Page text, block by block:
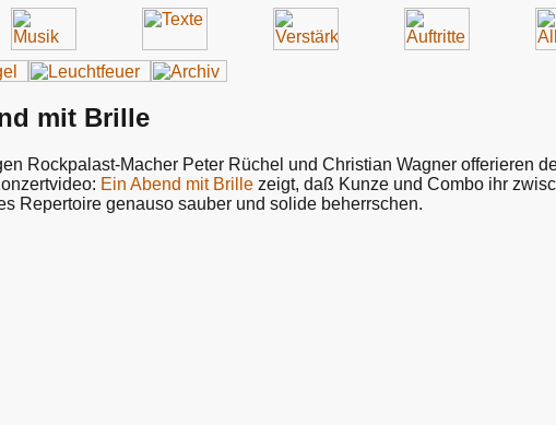
mit Brille
Rockpalast-Macher Peter Rüchel und Christian Wagner offerieren
Ein Abend mit Brille zeigt, daß Kunze und Combo ihr
Repertoire genauso sauber und solide beherrschen.